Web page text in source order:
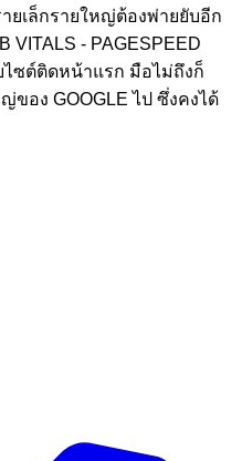
ยเล็กรายใหญ่ต้องพ่ายยับอีก
VITALS - PAGESPEED
ไซต์ติดหน้าแรก มือไม่ถึงก็
ของ GOOGLE ไป ซึ่งคงได้